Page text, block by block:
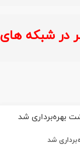
در شبکه
شد